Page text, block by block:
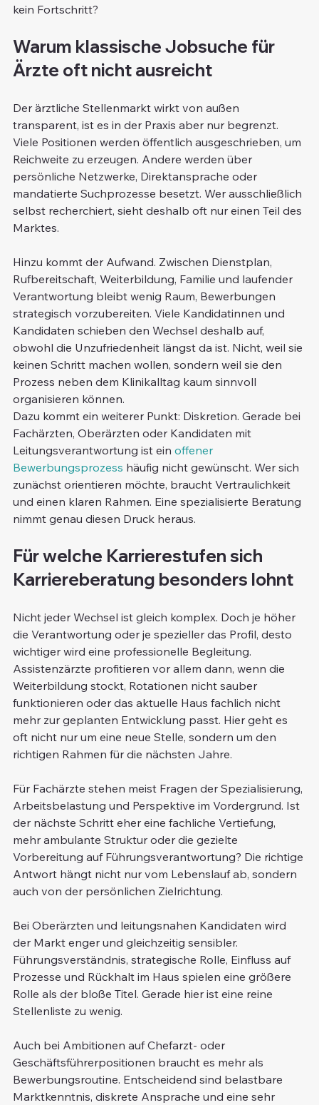
kein Fortschritt?
Warum klassische Jobsuche für
Ärzte oft nicht ausreicht
Der ärztliche Stellenmarkt wirkt von außen
transparent, ist es in der Praxis aber nur begrenzt.
Viele Positionen werden öffentlich ausgeschrieben, um
Reichweite zu erzeugen. Andere werden über
persönliche Netzwerke, Direktansprache oder
mandatierte Suchprozesse besetzt. Wer ausschließlich
selbst recherchiert, sieht deshalb oft nur einen Teil des
Marktes.
Hinzu kommt der Aufwand. Zwischen Dienstplan,
Rufbereitschaft, Weiterbildung, Familie und laufender
Verantwortung bleibt wenig Raum, Bewerbungen
strategisch vorzubereiten. Viele Kandidatinnen und
Kandidaten schieben den Wechsel deshalb auf,
obwohl die Unzufriedenheit längst da ist. Nicht, weil sie
keinen Schritt machen wollen, sondern weil sie den
Prozess neben dem Klinikalltag kaum sinnvoll
organisieren können.
Dazu kommt ein weiterer Punkt: Diskretion. Gerade bei
Fachärzten, Oberärzten oder Kandidaten mit
Leitungsverantwortung ist ein offener
Bewerbungsprozess häufig nicht gewünscht. Wer sich
zunächst orientieren möchte, braucht Vertraulichkeit
und einen klaren Rahmen. Eine spezialisierte Beratung
nimmt genau diesen Druck heraus.
Für welche Karrierestufen sich
Karriereberatung besonders lohnt
Nicht jeder Wechsel ist gleich komplex. Doch je höher
die Verantwortung oder je spezieller das Profil, desto
wichtiger wird eine professionelle Begleitung.
Assistenzärzte profitieren vor allem dann, wenn die
Weiterbildung stockt, Rotationen nicht sauber
funktionieren oder das aktuelle Haus fachlich nicht
mehr zur geplanten Entwicklung passt. Hier geht es
oft nicht nur um eine neue Stelle, sondern um den
richtigen Rahmen für die nächsten Jahre.
Für Fachärzte stehen meist Fragen der Spezialisierung,
Arbeitsbelastung und Perspektive im Vordergrund. Ist
der nächste Schritt eher eine fachliche Vertiefung,
mehr ambulante Struktur oder die gezielte
Vorbereitung auf Führungsverantwortung? Die richtige
Antwort hängt nicht nur vom Lebenslauf ab, sondern
auch von der persönlichen Zielrichtung.
Bei Oberärzten und leitungsnahen Kandidaten wird
der Markt enger und gleichzeitig sensibler.
Führungsverständnis, strategische Rolle, Einfluss auf
Prozesse und Rückhalt im Haus spielen eine größere
Rolle als der bloße Titel. Gerade hier ist eine reine
Stellenliste zu wenig.
Auch bei Ambitionen auf Chefarzt- oder
Geschäftsführerpositionen braucht es mehr als
Bewerbungsroutine. Entscheidend sind belastbare
Marktkenntnis, diskrete Ansprache und eine sehr